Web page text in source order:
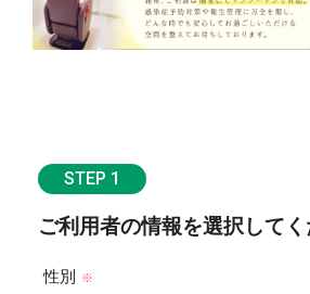
STEP 1
ご利用者の情報を選択して
性別 ※